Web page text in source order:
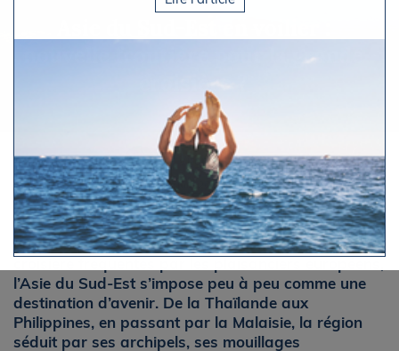
nouvelle frontière pour la grande
croisière ?
Par Virginie Lepoutre
Lundi 1 juin 2026 à 15h22
Longtemps restée à l’écart des grands circuits de
croisière fréquentés par les plaisanciers européens,
l’Asie du Sud-Est s’impose peu à peu comme une
destination d’avenir. De la Thaïlande aux
Philippines, en passant par la Malaisie, la région
séduit par ses archipels, ses mouillages